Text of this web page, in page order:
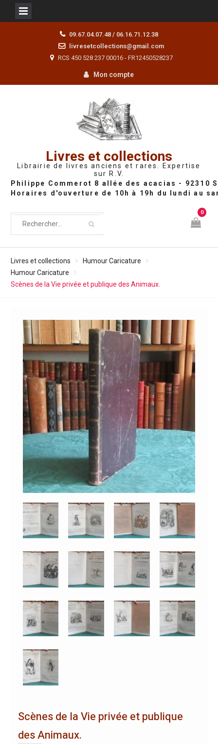
09.67.04.07.48 / 06.16.71.12.38
livresetcollections@gmail.com
RCS 450 528 237 00016 - FR12450528237
Mon compte
Livres et collections
Librairie de livres anciens et rares. Expertise
sur R.V.
0
Livres et collections
Humour Caricature
Humour Caricature
Scènes de la Vie privée et publique des Animaux.
Scènes de la Vie privée et publique
des Animaux.